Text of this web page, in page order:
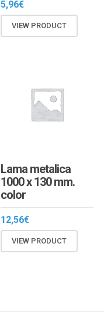
5,96€
VIEW PRODUCT
Lama metalica
1000 x 130 mm.
color
12,56€
VIEW PRODUCT